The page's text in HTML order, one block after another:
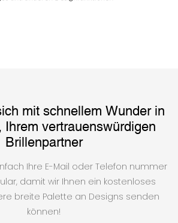
mit schnellem Wunder in
Ihrem vertrauenswürdigen
Brillenpartner
Ihre E-Mail oder Telefon nummer
damit wir Ihnen ein kostenloses
breite Palette an Designs senden
können!